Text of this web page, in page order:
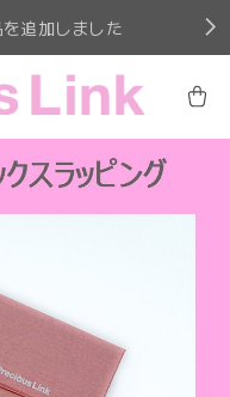
追加しました